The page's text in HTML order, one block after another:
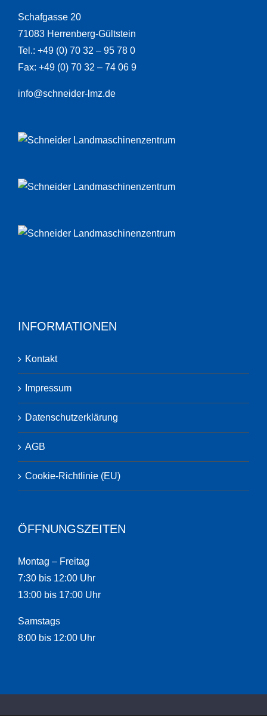
Schafgasse 20
71083 Herrenberg-Gültstein
Tel.: +49 (0) 70 32 – 95 78 0
Fax: +49 (0) 70 32 – 74 06 9
info@schneider-lmz.de
INFORMATIONEN
Kontakt
Impressum
Datenschutzerklärung
AGB
Cookie-Richtlinie (EU)
ÖFFNUNGSZEITEN
Montag – Freitag
7:30 bis 12:00 Uhr
13:00 bis 17:00 Uhr
Samstags
8:00 bis 12:00 Uhr